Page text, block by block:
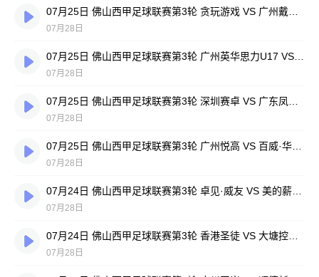
07月28日
07月28日
07月28日
07月28日
07月28日
07月28日